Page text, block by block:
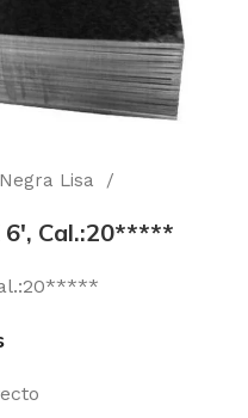
Negra Lisa
Cal.:20*****